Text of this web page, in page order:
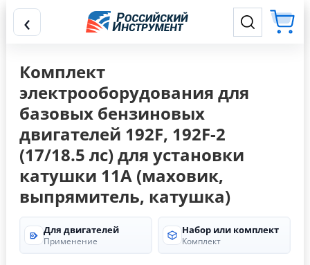
‹
Комплект
электрооборудования для
базовых бензиновых
двигателей 192F, 192F-2
(17/18.5 лс) для установки
катушки 11А (маховик,
выпрямитель, катушка)
Для двигателей
Применение
Набор или комплект
Комплект